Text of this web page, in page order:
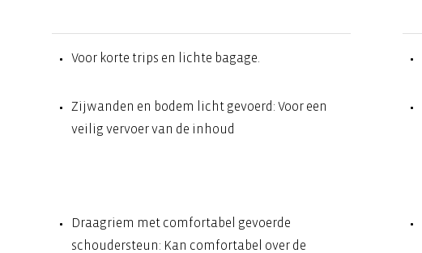
Voor korte trips en lichte bagage.
Zijwanden en bodem licht gevoerd: Voor een
veilig vervoer van de inhoud
Draagriem met comfortabel gevoerde
schoudersteun: Kan comfortabel over de